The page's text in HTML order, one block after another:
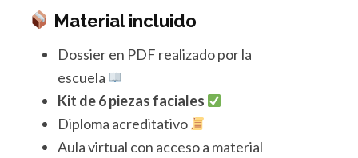
Material incluido
Dossier en PDF realizado por la
escuela
Kit de 6 piezas faciales
Diploma acreditativo
Aula virtual con acceso a material